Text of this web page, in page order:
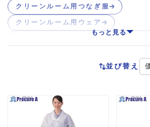
クリーンルーム用つなぎ服
クリーンルーム用ウェア
クリーンルーム用上着（ISO Class
クリーンルーム用ウェア（ISO
クリーンルーム用つなぎ服（ISO
もっと見る
並び替え